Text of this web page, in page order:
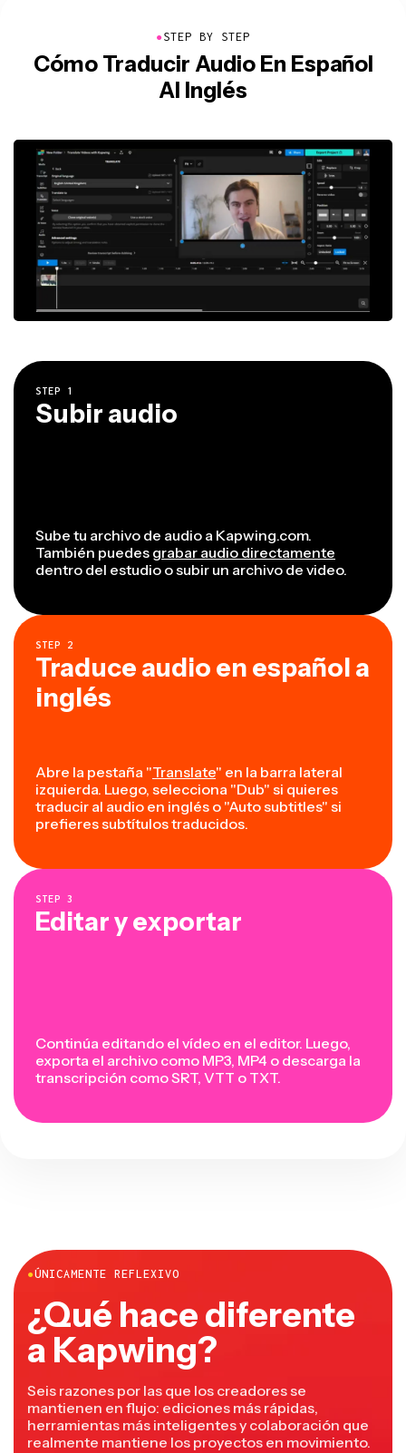
●STEP BY STEP
Cómo Traducir Audio En Español
Al Inglés
STEP 1
Subir audio
Sube tu archivo de audio a Kapwing.com.
También puedes grabar audio directamente
dentro del estudio o subir un archivo de video.
STEP 2
Traduce audio en español a
inglés
Abre la pestaña "Translate" en la barra lateral
izquierda. Luego, selecciona "Dub" si quieres
traducir al audio en inglés o "Auto subtitles" si
prefieres subtítulos traducidos.
STEP 3
Editar y exportar
Continúa editando el vídeo en el editor. Luego,
exporta el archivo como MP3, MP4 o descarga la
transcripción como SRT, VTT o TXT.
●ÚNICAMENTE REFLEXIVO
¿Qué hace diferente
a Kapwing?
Seis razones por las que los creadores se
mantienen en flujo: ediciones más rápidas,
herramientas más inteligentes y colaboración que
realmente mantiene los proyectos en movimiento.